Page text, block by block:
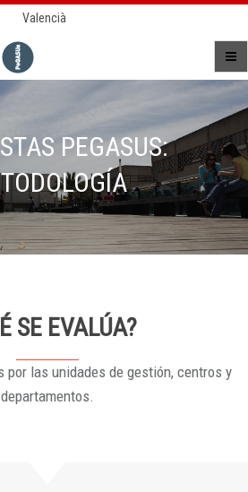
Valencià
PEGASUS:
SE EVALÚA?
por las unidades de gestión, centros y
departamentos.